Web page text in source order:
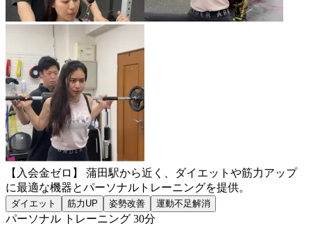
【入会金ゼロ】 蒲田駅から近く、ダイエットや筋力アップ
に最適な機器とパーソナルトレーニングを提供。
ダイエット 筋力UP 姿勢改善 運動不足解消
パーソナル トレーニング 30分